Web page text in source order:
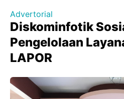
Advertorial
Diskominfotik
Pengelolaan
LAPOR